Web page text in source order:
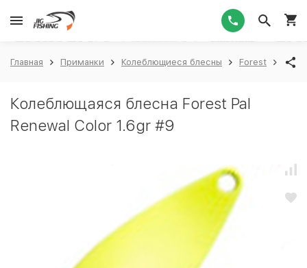
Главная Приманки Колеблющиеся блесны Forest
Колеблющаяся блесна Forest Pal
Renewal Color 1.6gr #9